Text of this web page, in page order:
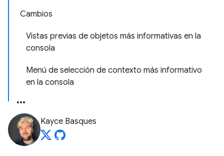
Cambios
Vistas previas de objetos más informativas en la
consola
Menú de selección de contexto más informativo
en la consola
Kayce Basques